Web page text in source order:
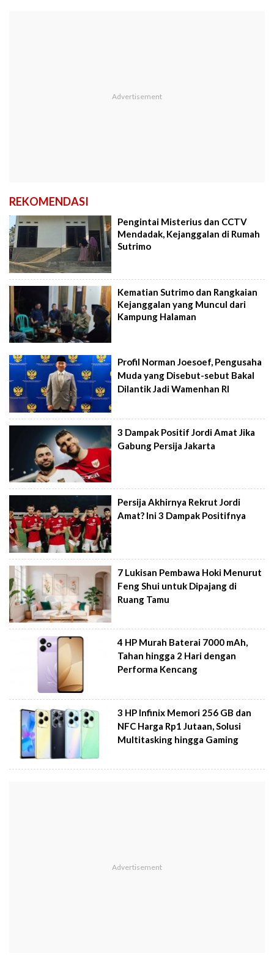
REKOMENDASI
Pengintai Misterius dan CCTV
Mendadak, Kejanggalan di Rumah
Sutrimo
Kematian Sutrimo dan Rangkaian
Kejanggalan yang Muncul dari
Kampung Halaman
Profil Norman Joesoef, Pengusaha
Muda yang Disebut-sebut Bakal
Dilantik Jadi Wamenhan RI
3 Dampak Positif Jordi Amat Jika
Gabung Persija Jakarta
Persija Akhirnya Rekrut Jordi
Amat? Ini 3 Dampak Positifnya
7 Lukisan Pembawa Hoki Menurut
Feng Shui untuk Dipajang di
Ruang Tamu
4 HP Murah Baterai 7000 mAh,
Tahan hingga 2 Hari dengan
Performa Kencang
3 HP Infinix Memori 256 GB dan
NFC Harga Rp1 Jutaan, Solusi
Multitasking hingga Gaming